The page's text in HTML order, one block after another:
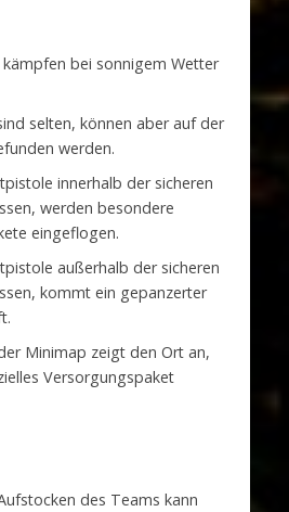
bei sonnigem Wetter
selten, können aber auf der
werden.
innerhalb der sicheren
werden besondere
eingeflogen.
außerhalb der sicheren
kommt ein gepanzerter
Minimap zeigt den Ort an,
Versorgungspaket
des Teams kann